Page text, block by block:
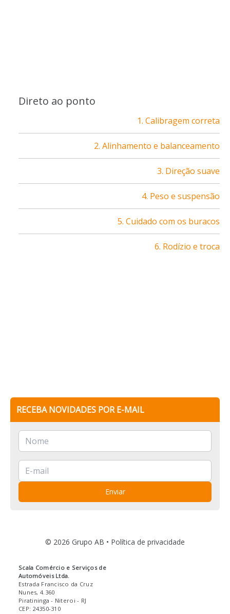
Direto ao ponto
1. Calibragem correta
2. Alinhamento e balanceamento
3. Direção suave
4. Peso e suspensão
5. Cuidado com os buracos
6. Rodízio e troca
RECEBA NOVIDADES POR E-MAIL
Enviar
© 2026 Grupo AB • Política de privacidade
Scala Comércio e Serviços de
Automóveis Ltda.
Estrada Francisco da Cruz
Nunes, 4.360
Piratininga - Niteroi - RJ
CEP: 24350-310